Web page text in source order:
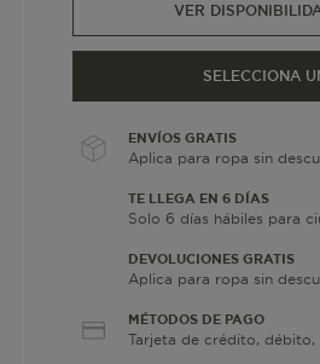
VER
SELECCIONA
ENVÍOS GRATIS
Aplica para ropa sin
TE LLEGA EN 6 DÍAS
Solo 6 días hábiles para
DEVOLUCIONES GRATIS
Aplica para ropa sin
MÉTODOS DE PAGO
Tarjeta de crédito, débito,